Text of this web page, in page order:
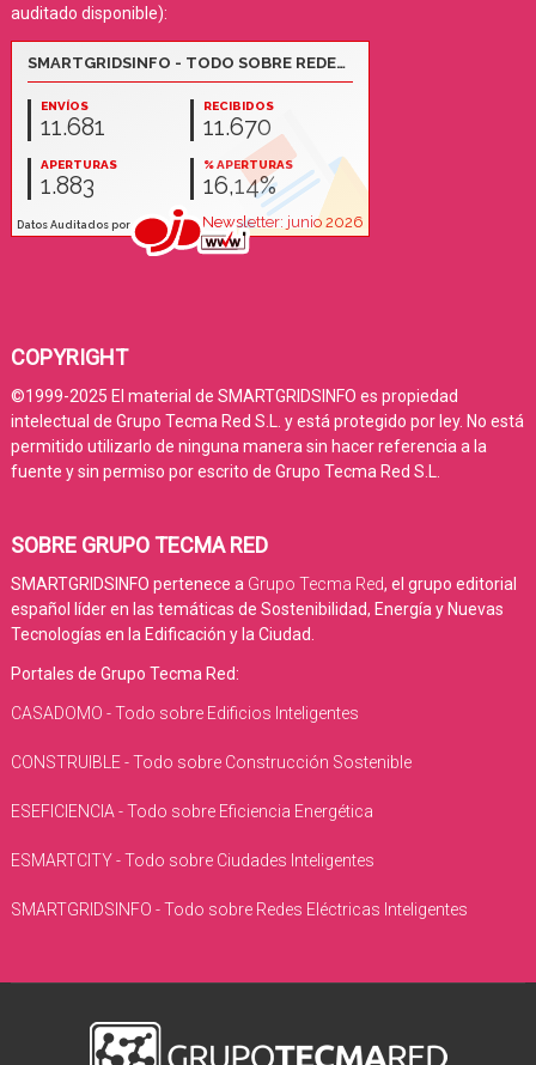
auditado disponible):
COPYRIGHT
©1999-2025 El material de SMARTGRIDSINFO es propiedad
intelectual de Grupo Tecma Red S.L. y está protegido por ley. No está
permitido utilizarlo de ninguna manera sin hacer referencia a la
fuente y sin permiso por escrito de Grupo Tecma Red S.L.
SOBRE GRUPO TECMA RED
SMARTGRIDSINFO pertenece a Grupo Tecma Red, el grupo editorial
español líder en las temáticas de Sostenibilidad, Energía y Nuevas
Tecnologías en la Edificación y la Ciudad.
Portales de Grupo Tecma Red:
CASADOMO - Todo sobre Edificios Inteligentes
CONSTRUIBLE - Todo sobre Construcción Sostenible
ESEFICIENCIA - Todo sobre Eficiencia Energética
ESMARTCITY - Todo sobre Ciudades Inteligentes
SMARTGRIDSINFO - Todo sobre Redes Eléctricas Inteligentes